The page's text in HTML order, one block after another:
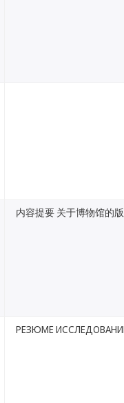
内容提要 关于博物馆的
РЕЗЮМЕ